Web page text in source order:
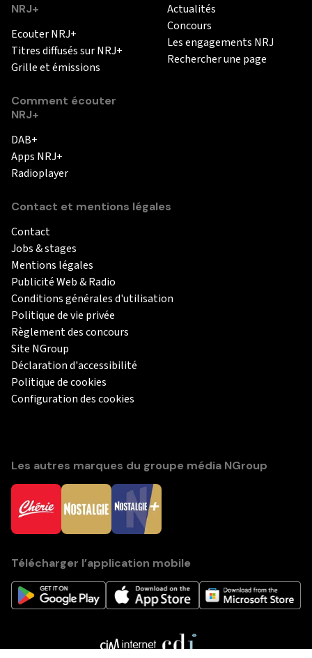
NRJ+
Ecouter NRJ+
Titres diffusés sur NRJ+
Grille et émissions
Comment écouter
NRJ+
DAB+
Apps NRJ+
Radioplayer
Actualités
Concours
Les engagements NRJ
Rechercher une page
Contact et mentions légales
Contact
Jobs & stages
Mentions légales
Publicité Web & Radio
Conditions générales d'utilisation
Politique de vie privée
Règlement des concours
Site NGroup
Déclaration d'accessibilité
Politique de cookies
Configuration des cookies
Les autres marques du groupe média NGroup
Télécharger l’application mobile